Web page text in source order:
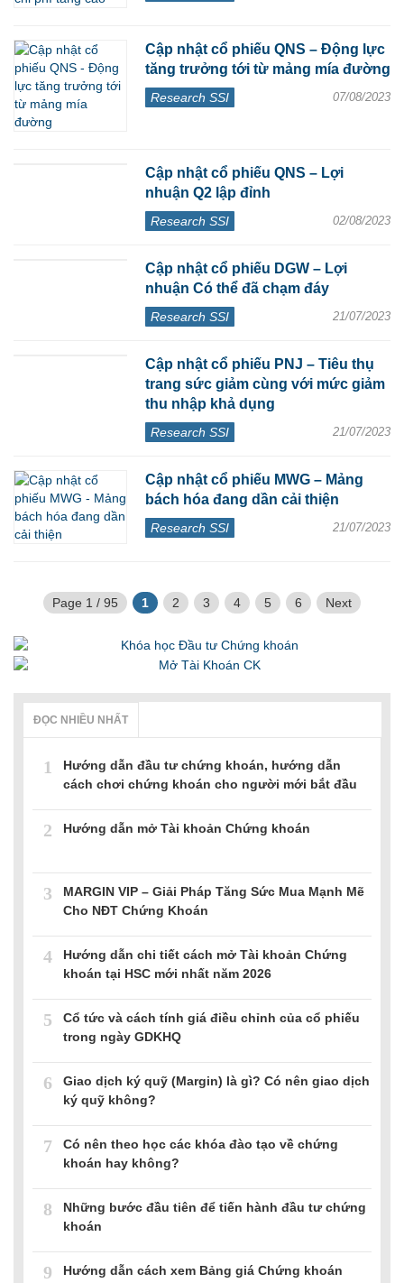
Cập nhật cổ phiếu QNS – Động lực
tăng trưởng tới từ mảng mía đường
Research SSI 07/08/2023
Cập nhật cổ phiếu QNS – Lợi
nhuận Q2 lập đỉnh
Research SSI 02/08/2023
Cập nhật cổ phiếu DGW – Lợi
nhuận Có thể đã chạm đáy
Research SSI 21/07/2023
Cập nhật cổ phiếu PNJ – Tiêu thụ
trang sức giảm cùng với mức giảm
thu nhập khả dụng
Research SSI 21/07/2023
Cập nhật cổ phiếu MWG – Mảng
bách hóa đang dần cải thiện
Research SSI 21/07/2023
Page 1 / 95 1 2 3 4 5 6 Next
ĐỌC NHIỀU NHẤT
1
Hướng dẫn đầu tư chứng khoán, hướng dẫn
cách chơi chứng khoán cho người mới bắt đầu
2 Hướng dẫn mở Tài khoản Chứng khoán
3
MARGIN VIP – Giải Pháp Tăng Sức Mua Mạnh Mẽ
Cho NĐT Chứng Khoán
4
Hướng dẫn chi tiết cách mở Tài khoản Chứng
khoán tại HSC mới nhất năm 2026
5
Cổ tức và cách tính giá điều chỉnh của cổ phiếu
trong ngày GDKHQ
6
Giao dịch ký quỹ (Margin) là gì? Có nên giao dịch
ký quỹ không?
7
Có nên theo học các khóa đào tạo về chứng
khoán hay không?
8
Những bước đầu tiên để tiến hành đầu tư chứng
khoán
9 Hướng dẫn cách xem Bảng giá Chứng khoán